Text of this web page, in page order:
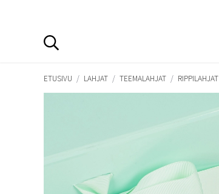
ETUSIVU / LAHJAT / TEEMALAHJAT / RIPPILAHJAT